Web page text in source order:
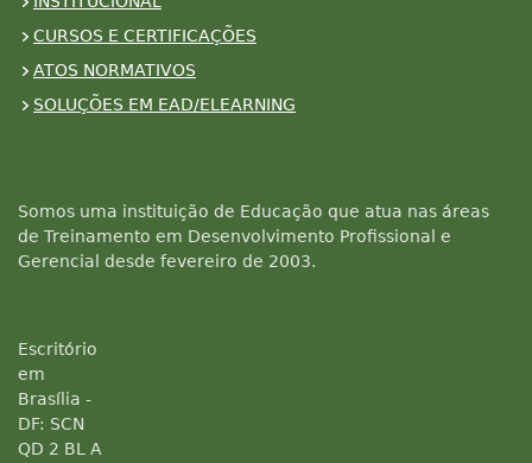
CURSOS E CERTIFICAÇÕES
ATOS NORMATIVOS
SOLUÇÕES EM EAD/ELEARNING
Somos uma instituição de Educação que atua nas áreas
de Treinamento em Desenvolvimento Profissional e
Gerencial desde fevereiro de 2003.
Escritório
em
Brasília -
DF: SCN
QD 2 BL A